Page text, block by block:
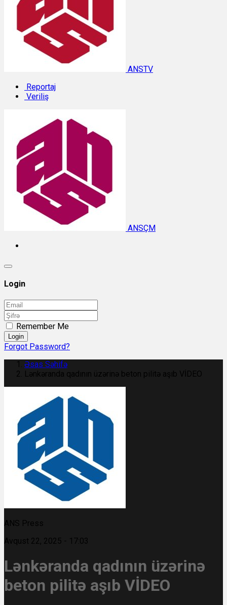
ANSTV
Reportaj
Veriliş
ANSÇM
Login
Remember Me
Login
Forgot Password?
Əsas Səhifə
Lənkəranda qadının üzərinə beton pilitə aşıb VİDEO
ANS Press
Avqust 22, 2025 - 17:03
Lənkəranda qadının üzərinə
beton pilitə aşıb VİDEO